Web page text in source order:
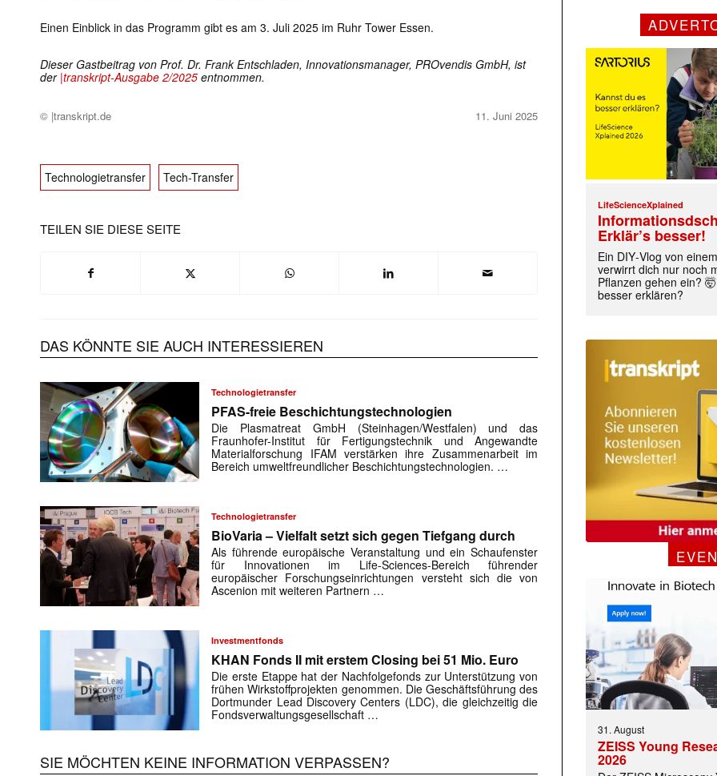
Mit dem |transkript-Newsletter jede Woche aktuell
Einen Einblick in das Programm gibt es am 3. Juli 2025 im Ruhr Tower Essen.
Dieser Gastbeitrag von Prof. Dr. Frank Entschladen, Innovationsmanager, PROvendis GmbH, ist
der |transkript-Ausgabe 2/2025 entnommen.
© |transkript.de 11. Juni 2025
Technologietransfer Tech-Transfer
TEILEN SIE DIESE SEITE
DAS KÖNNTE SIE AUCH INTERESSIEREN
Technologietransfer
PFAS-freie Beschichtungstechnologien
Die Plasmatreat GmbH (Steinhagen/Westfalen) und das
Fraunhofer-Institut für Fertigungstechnik und Angewandte
Materialforschung IFAM verstärken ihre Zusammenarbeit im
Bereich umweltfreundlicher Beschichtungstechnologien. …
Technologietransfer
BioVaria – Vielfalt setzt sich gegen Tiefgang durch
Als führende europäische Veranstaltung und ein Schaufenster
für Innovationen im Life-Sciences-Bereich führender
europäischer Forschungseinrichtungen versteht sich die von
Ascenion mit weiteren Partnern …
Investmentfonds
KHAN Fonds II mit erstem Closing bei 51 Mio. Euro
Die erste Etappe hat der Nachfolgefonds zur Unterstützung von
frühen Wirkstoffprojekten genommen. Die Geschäftsführung des
Dortmunder Lead Discovery Centers (LDC), die gleichzeitig die
Fondsverwaltungsgesellschaft …
SIE MÖCHTEN KEINE INFORMATION VERPASSEN?
LifeScienceXplained
Erklär’s besser!
Ein DIY‑Vlog von
verwirrt dich nur noch
Pflanzen gehen ein?
besser erklären?
31. August
ZEISS Young
2026